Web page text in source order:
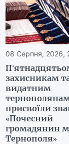
08 Серпня, 2026,
захисникам
видатним
присвоїли
«Почесний
громадянин
Тернополя»